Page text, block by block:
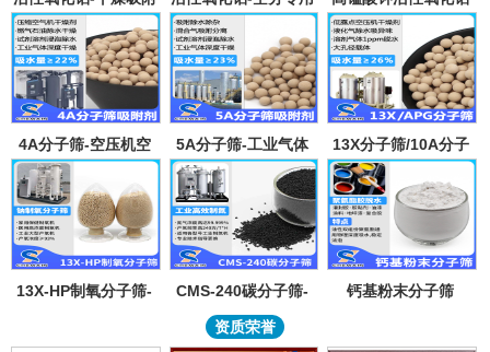
吸附剂
4A分子筛-空压机空
气气体吸水干燥颗粒-
溶剂试剂深度除水分
子筛吸附球
5A分子筛-工业气体
吸附纯化-溶剂深度除
水-混合气吸附分离
13X分子筛/10A分子
筛-lpglng燃气干燥除
异味除杂-空气低露点
干燥
13X-HP制氧分子筛-
筛95氧浓度-制氧钠分
CMS-240碳分子筛-
工业制氮机吸附剂炭
分子筛-99.999%浓度
钙基粉末分子筛
资质荣誉